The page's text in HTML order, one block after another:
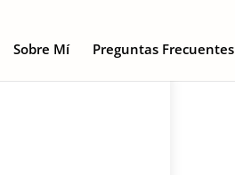
Sobre Mí Preguntas Frecuentes